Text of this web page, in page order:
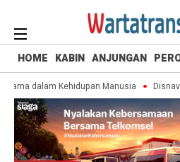
HOME KABIN ANJUNGAN
dalam Kehidupan Manusia Disnav